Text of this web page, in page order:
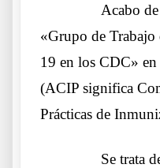
Acabo
«Grupo de
19 en los CDC»
(ACIP significa
Prácticas de
Se trata